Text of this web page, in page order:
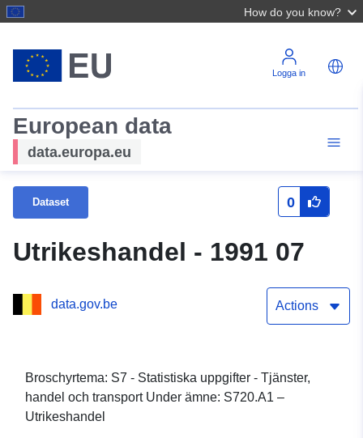
How do you know?
Logga in
European data
data.europa.eu
Dataset 0
Utrikeshandel - 1991 07
data.gov.be Actions
Broschyrtema: S7 - Statistiska uppgifter - Tjänster,
handel och transport Under ämne: S720.A1 –
Utrikeshandel